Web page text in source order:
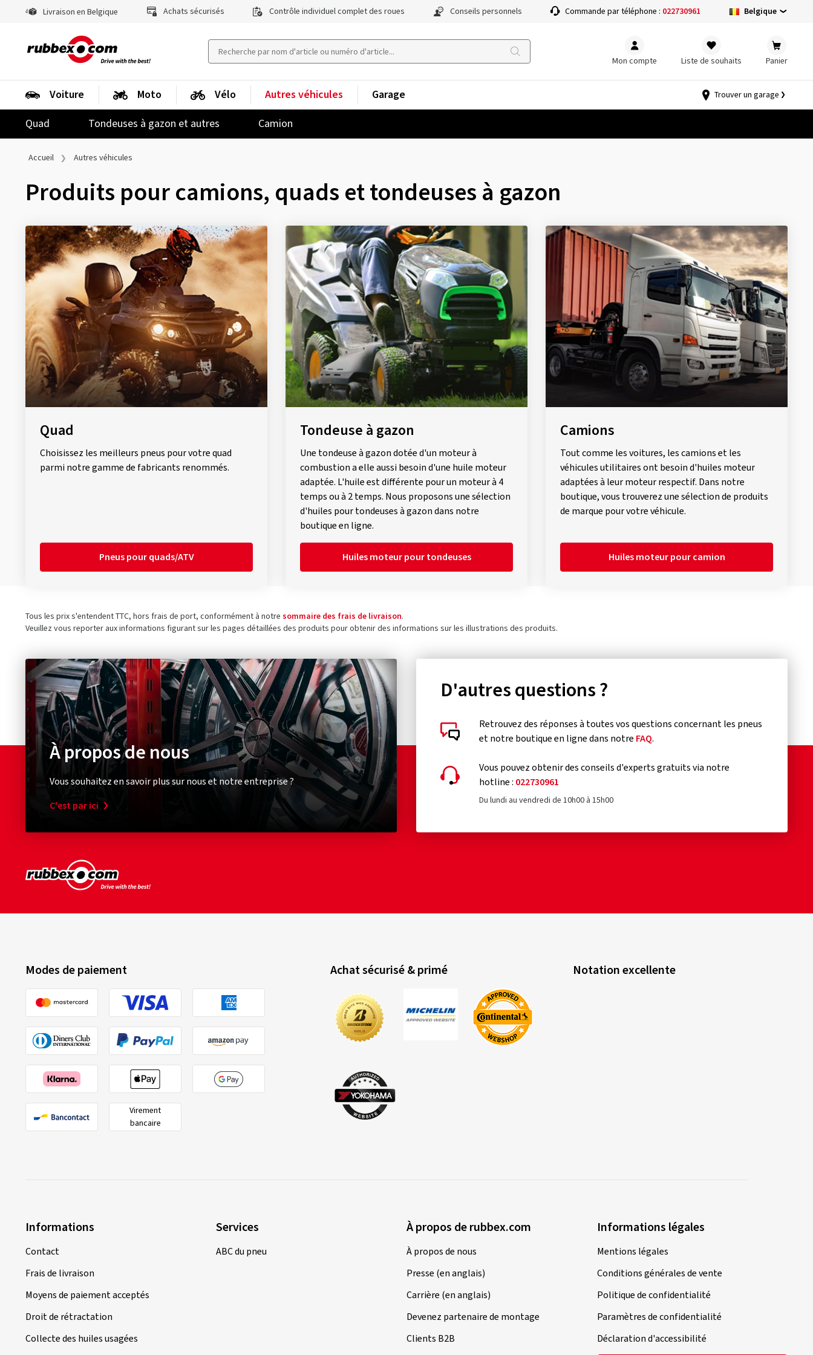
Livraison en Belgique Achats sécurisés Contrôle individuel complet des roues Conseils personnels Commande par téléphone : 022730961 Belgique
Mon compte Liste de souhaits Panier
Voiture Moto Vélo
Autres véhicules
Quad
Tondeuses à gazon et autres Camion
Garage Trouver un garage
Accueil Autres véhicules
Produits pour camions, quads et tondeuses à gazon
Quad
Choisissez les meilleurs pneus pour votre quad
parmi notre gamme de fabricants renommés.
Pneus pour quads/ATV
Tondeuse à gazon
Une tondeuse à gazon dotée d'un moteur à
combustion a elle aussi besoin d'une huile moteur
adaptée. L'huile est différente pour un moteur à 4
temps ou à 2 temps. Nous proposons une sélection
d'huiles pour tondeuses à gazon dans notre
boutique en ligne.
Huiles moteur pour tondeuses
Camions
Tout comme les voitures, les camions et les
véhicules utilitaires ont besoin d'huiles moteur
adaptées à leur moteur respectif. Dans notre
boutique, vous trouverez une sélection de produits
de marque pour votre véhicule.
Huiles moteur pour camion
Tous les prix s'entendent TTC, hors frais de port, conformément à notre sommaire des frais de livraison.
Veuillez vous reporter aux informations figurant sur les pages détaillées des produits pour obtenir des informations sur les illustrations des produits.
À propos de nous
Vous souhaitez en savoir plus sur nous et notre entreprise ?
C'est par ici
D'autres questions ?
Retrouvez des réponses à toutes vos questions concernant les pneus
et notre boutique en ligne dans notre FAQ.
Vous pouvez obtenir des conseils d'experts gratuits via notre
hotline : 022730961
Du lundi au vendredi de 10h00 à 15h00
Modes de paiement
Virement
bancaire
Achat sécurisé & primé Notation excellente
Informations
Contact
Frais de livraison
Moyens de paiement acceptés
Droit de rétractation
Collecte des huiles usagées
Services
ABC du pneu
À propos de rubbex.com
À propos de nous
Presse (en anglais)
Carrière (en anglais)
Devenez partenaire de montage
Clients B2B
Informations légales
Mentions légales
Conditions générales de vente
Politique de confidentialité
Paramètres de confidentialité
Déclaration d'accessibilité